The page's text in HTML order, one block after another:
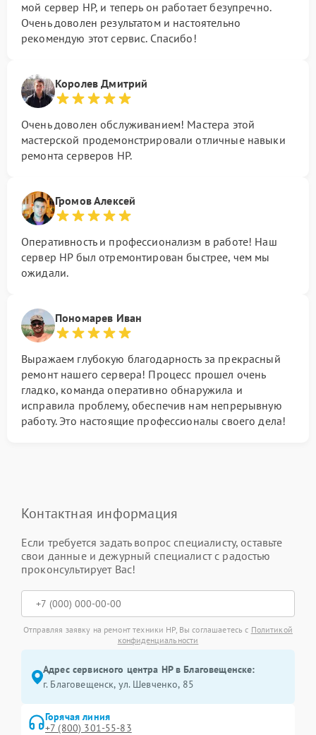
мой сервер HP, и теперь он работает безупречно.
Очень доволен результатом и настоятельно
рекомендую этот сервис. Спасибо!
Королев Дмитрий
Очень доволен обслуживанием! Мастера этой
мастерской продемонстрировали отличные навыки
ремонта серверов HP.
Громов Алексей
Оперативность и профессионализм в работе! Наш
сервер HP был отремонтирован быстрее, чем мы
ожидали.
Пономарев Иван
Выражаем глубокую благодарность за прекрасный
ремонт нашего сервера! Процесс прошел очень
гладко, команда оперативно обнаружила и
исправила проблему, обеспечив нам непрерывную
работу. Это настоящие профессионалы своего дела!
Контактная информация
Если требуется задать вопрос специалисту, оставьте
свои данные и дежурный специалист с радостью
проконсультирует Вас!
Отправляя заявку на ремонт техники HP, Вы соглашаетесь с Политикой
конфиденциальности
Адрес сервисного центра HP в Благовещенске:
г. Благовещенск, ул. Шевченко, 85
Горячая линия
+7 (800) 301-55-83